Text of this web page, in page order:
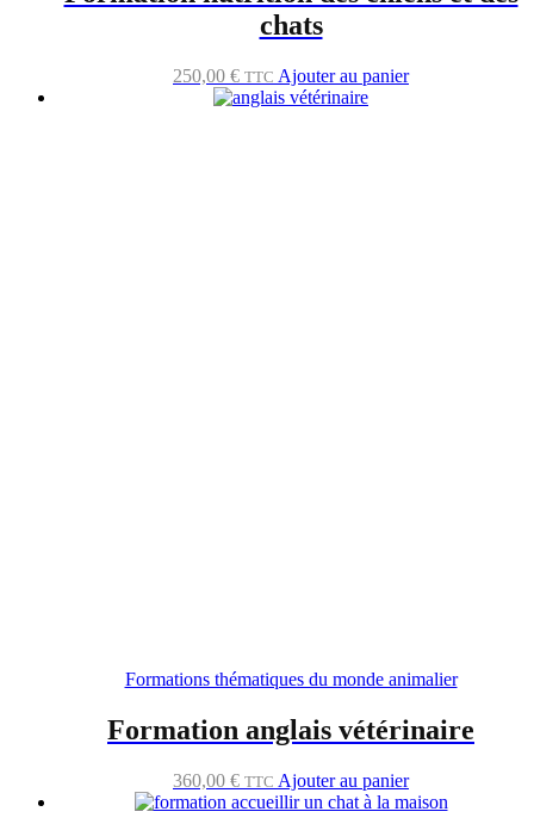
chats
250,00 € TTC Ajouter au panier
Formations thématiques du monde animalier
Formation anglais vétérinaire
360,00 € TTC Ajouter au panier